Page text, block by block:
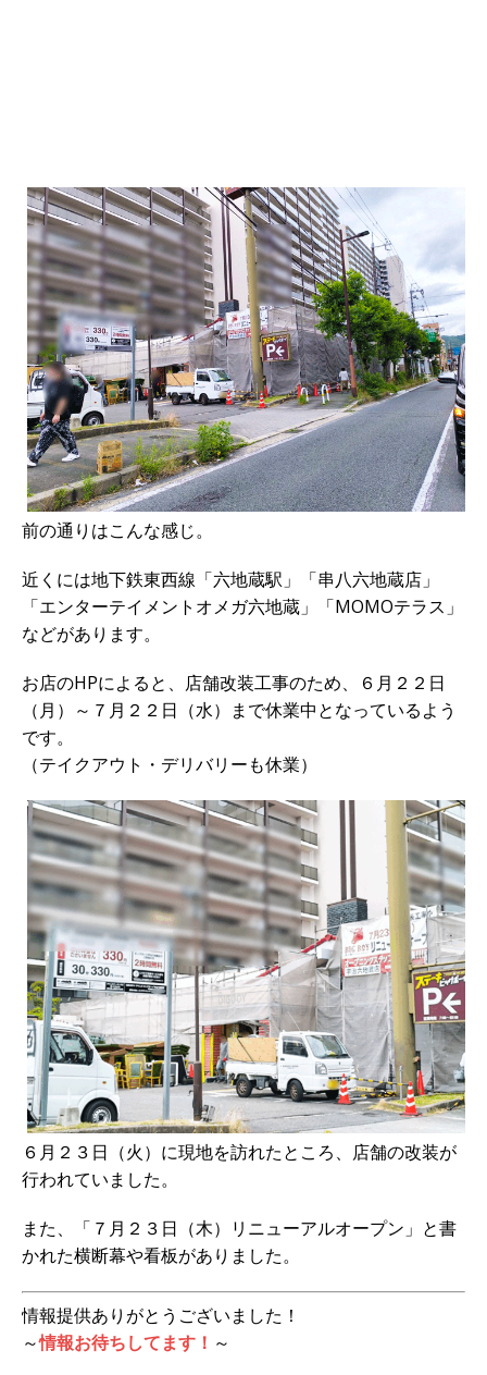
前の通りはこんな感じ。
近くには地下鉄東西線「六地蔵駅」「串八六地蔵店」
「エンターテイメントオメガ六地蔵」「MOMOテラス」
などがあります。
お店のHPによると、店舗改装工事のため、６月２２日
（月）～７月２２日（水）まで休業中となっているよう
です。
（テイクアウト・デリバリーも休業）
６月２３日（火）に現地を訪れたところ、店舗の改装が
行われていました。
また、「７月２３日（木）リニューアルオープン」と書
かれた横断幕や看板がありました。
情報提供ありがとうございました！
～情報お待ちしてます！ ～